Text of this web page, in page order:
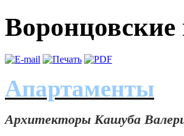
Апартаменты
Архитекторы Кашуба